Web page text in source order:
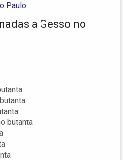
Paulo
a Gesso no
butanta